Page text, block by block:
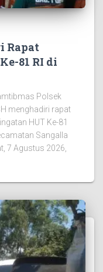
Rapat
81 RI di
Polsek
menghadiri rapat
HUT Ke-81
Sangalla
7 Agustus 2026,